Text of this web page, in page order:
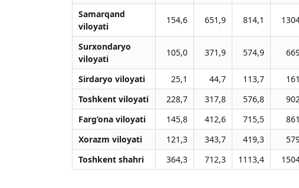
Samarqand
viloyati
154,6 651,9 814,1
Surxondaryo
viloyati
105,0 371,9 574,9
Sirdaryo viloyati 25,1 44,7 113,7
Toshkent viloyati
228,7 317,8 576,8
Farg‘ona viloyati
145,8 412,6 715,5
Xorazm viloyati
121,3 343,7 419,3
Toshkent shahri
364,3 712,3 1113,4